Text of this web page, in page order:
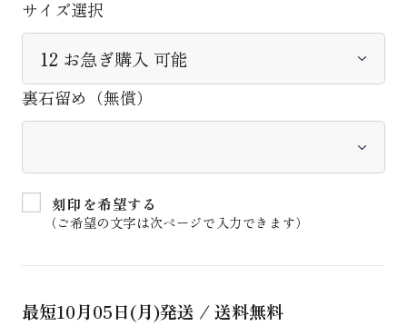
サイズ選択
裏石留め（無償）
刻印を希望する
（ご希望の文字は次ページで入力できます）
最短10月05日(月)発送 / 送料無料